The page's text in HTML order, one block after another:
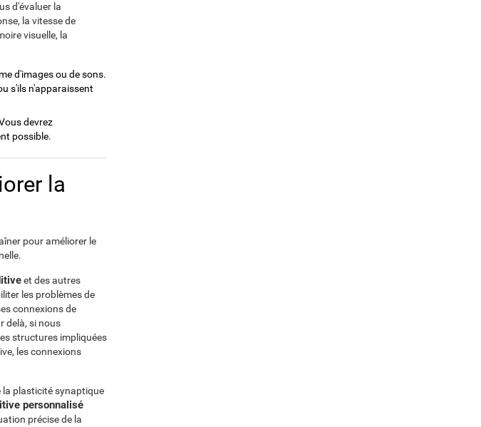
d'évaluer la
la vitesse de
visuelle, la
d'images ou de sons.
s'ils n'apparaissent
devrez
possible.
la
pour améliorer le
et des autres
les problèmes de
connexions de
delà, si nous
structures impliquées
les connexions
la plasticité synaptique
personnalisé
précise de la